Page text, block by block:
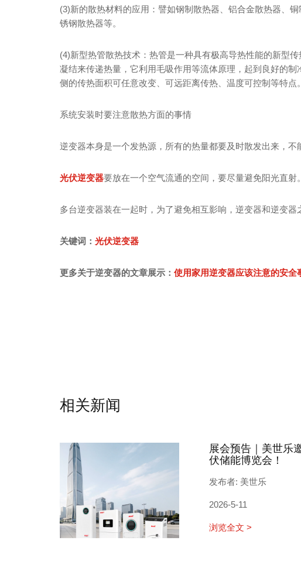
(3)新的散热材料的应用：譬如钢制散热器、铝合金散热器、
锈钢散热器等。
(4)新型热管散热技术：热管是一种具有极高导热性能的新型
凝结来传递热量，它利用毛吸作用等流体原理，起到良好的
侧的传热面积可任意改变、可远距离传热、温度可控制等特点。
系统安装时要注意散热方面的事情
逆变器本身是一个发热源，所有的热量都要及时散发出来，不
光伏逆变器要放在一个空气流通的空间，要尽量避免阳光直射。
多台逆变器装在一起时，为了避免相互影响，逆变器和逆变器
关键词： 光伏逆变器
更多关于逆变器的文章展示： 使用家用逆变器应该注意的安全
相关新闻
展会预告｜美世乐
伏储能博览会！
发布者: 美世乐
2026-5-11
浏览全文 >